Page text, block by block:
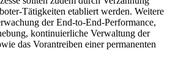
Tätigkeiten etabliert werden. Weitere
der End-to-End-Performance,
kontinuierliche Verwaltung der
das Vorantreiben einer permanenten